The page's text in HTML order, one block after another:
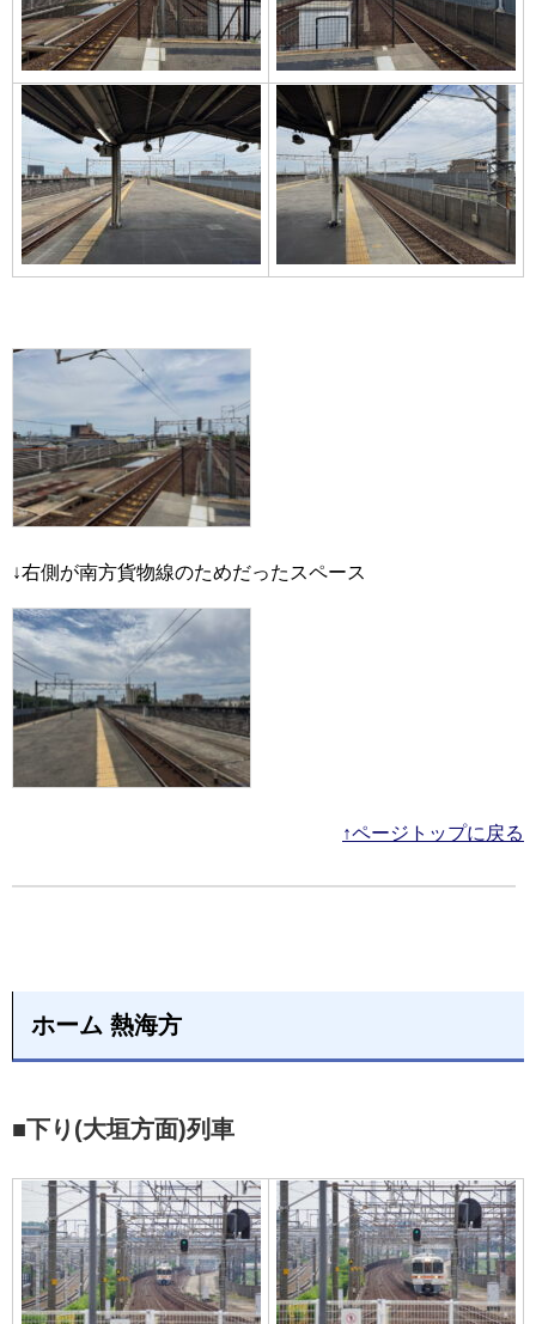
↓右側が南方貨物線のためだったスペース
↑ページトップに戻る
ホーム 熱海方
■下り(大垣方面)列車